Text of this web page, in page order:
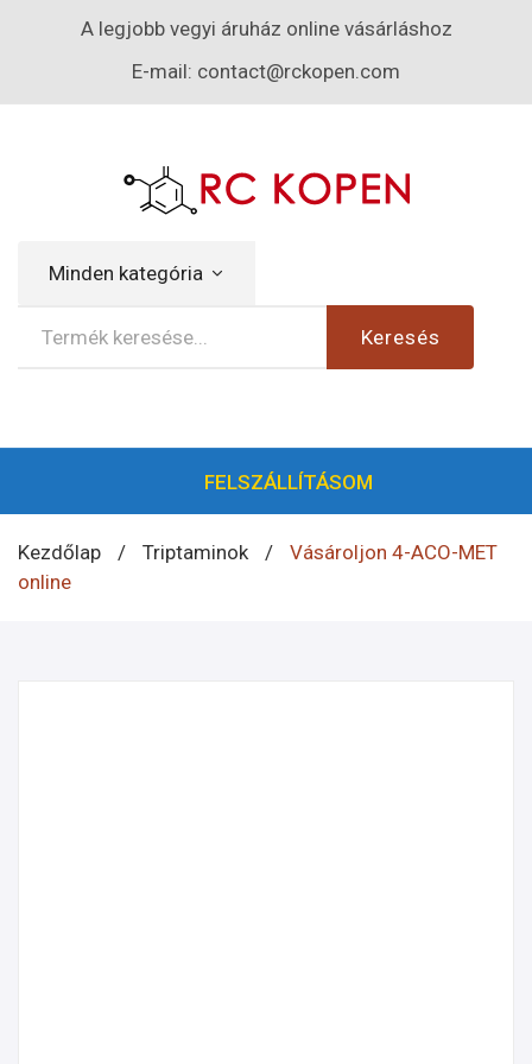
A legjobb vegyi áruház online vásárláshoz
E-mail: contact@rckopen.com
Minden kategória
Keresés
FELSZÁLLÍTÁSOM
Kezdőlap / Triptaminok /
Vásároljon 4-ACO-MET
online